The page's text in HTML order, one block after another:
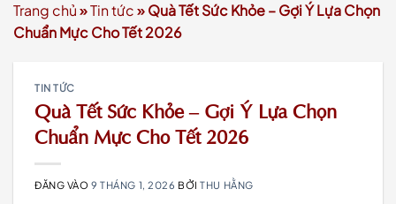
Trang chủ»Tin tức»Quà Tết Sức Khỏe – Gợi Ý Lựa Chọn
Chuẩn Mực Cho Tết 2026
TIN TỨC
Quà Tết Sức Khỏe – Gợi Ý Lựa Chọn
Chuẩn Mực Cho Tết 2026
ĐĂNG VÀO9 THÁNG 1, 2026 BỞITHU HẰNG